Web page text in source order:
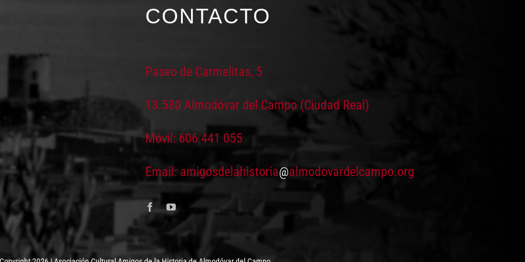
CONTACTO
Paseo de Carmelitas, 5
13.580 Almodóvar del Campo (Ciudad Real)
Móvil: 606 441 055
Email: amigosdelahistoria@almodovardelcampo.org